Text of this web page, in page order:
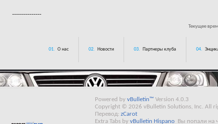
---------------
Текущее
01. О нас 02. Новости 03. Партнеры клуба 04.
Powered by vBulletin™ Version 4.0.3
Copyright © 2026 vBulletin Solutions, Inc. All
Перевод: zCarot
Extra Tabs by vBulletin Hispano
Вы попали на